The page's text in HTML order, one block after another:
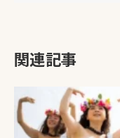
関連記事